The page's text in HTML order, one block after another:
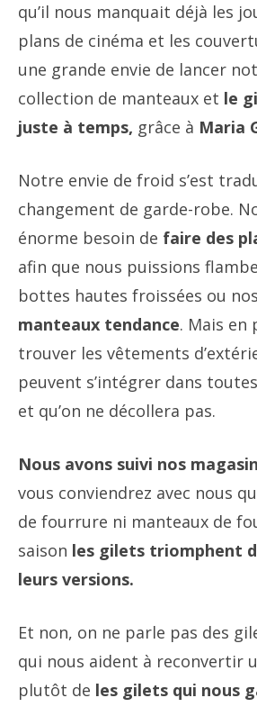
qu’il nous manquait déjà les
plans de cinéma et les
une grande envie de lancer
collection de manteaux et le
juste à temps, grâce à Maria
Notre envie de froid s’est
changement de garde-robe.
énorme besoin de faire des
afin que nous puissions
bottes hautes froissées ou nos
manteaux tendance. Mais en
trouver les vêtements
peuvent s’intégrer dans
et qu’on ne décollera pas.
Nous avons suivi nos
vous conviendrez avec nous
de fourrure ni manteaux de
saison les gilets triomphent
leurs versions.
Et non, on ne parle pas des
qui nous aident à reconvertir
plutôt de les gilets qui nous